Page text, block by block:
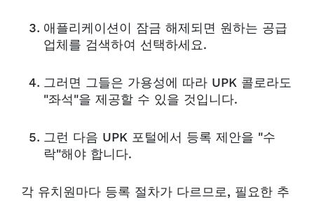
애플리케이션이 잠금 해제되면 원하는 공급
업체를 검색하여 선택하세요.
그러면 그들은 가용성에 따라 UPK 콜로라도
"좌석"을 제공할 수 있을 것입니다.
그런 다음 UPK 포털에서 등록 제안을 "수
락"해야 합니다.
각 유치원마다 등록 절차가 다르므로, 필요한 추